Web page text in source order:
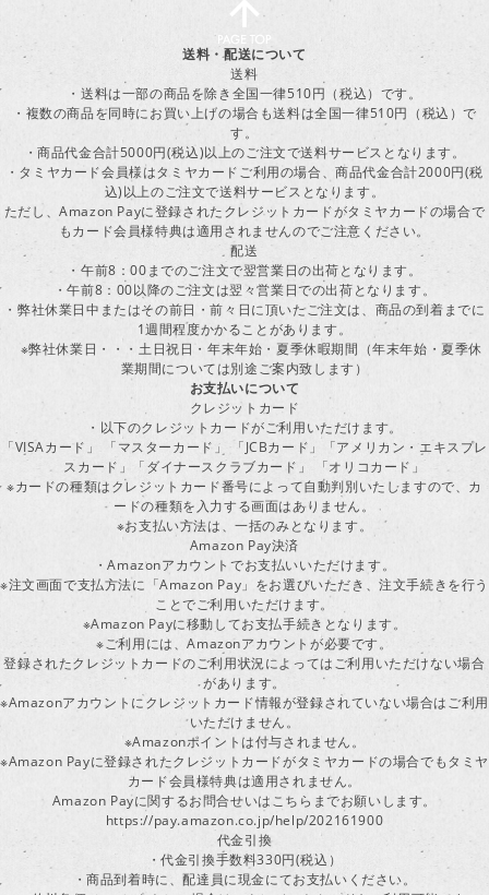
送料・配送について
送料
・送料は一部の商品を除き全国一律510円（税込）です。
・複数の商品を同時にお買い上げの場合も送料は全国一律510円（税込）で
す。
・商品代金合計5000円(税込)以上のご注文で送料サービスとなります。
・タミヤカード会員様はタミヤカードご利用の場合、商品代金合計2000円(税
込)以上のご注文で送料サービスとなります。
ただし、Amazon Payに登録されたクレジットカードがタミヤカードの場合で
もカード会員様特典は適用されませんのでご注意ください。
配送
・午前8：00までのご注文で翌営業日の出荷となります。
・午前8：00以降のご注文は翌々営業日での出荷となります。
・弊社休業日中またはその前日・前々日に頂いたご注文は、商品の到着までに
1週間程度かかることがあります。
※弊社休業日・・・土日祝日・年末年始・夏季休暇期間（年末年始・夏季休
業期間については別途ご案内致します）
お支払いについて
クレジットカード
・以下のクレジットカードがご利用いただけます。
「VISAカード」 「マスターカード」 「JCBカード」「アメリカン・エキスプレ
スカード」「ダイナースクラブカード」 「オリコカード」
※カードの種類はクレジットカード番号によって自動判別いたしますので、カ
ードの種類を入力する画面はありません。
※お支払い方法は、一括のみとなります。
Amazon Pay決済
・Amazonアカウントでお支払いいただけます。
※注文画面で支払方法に「Amazon Pay」をお選びいただき、注文手続きを行う
ことでご利用いただけます。
※Amazon Payに移動してお支払手続きとなります。
※ご利用には、Amazonアカウントが必要です。
登録されたクレジットカードのご利用状況によってはご利用いただけない場合
があります。
※Amazonアカウントにクレジットカード情報が登録されていない場合はご利用
いただけません。
※Amazonポイントは付与されません。
※Amazon Payに登録されたクレジットカードがタミヤカードの場合でもタミヤ
カード会員様特典は適用されません。
Amazon Payに関するお問合せいはこちらまでお願いします。
https://pay.amazon.co.jp/help/202161900
代金引換
・代金引換手数料330円(税込）
・商品到着時に、配達員に現金にてお支払いください。